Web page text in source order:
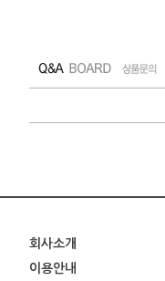
회사소개
이용안내